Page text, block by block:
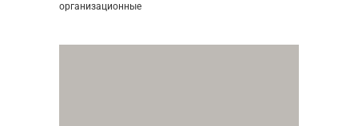
организационные